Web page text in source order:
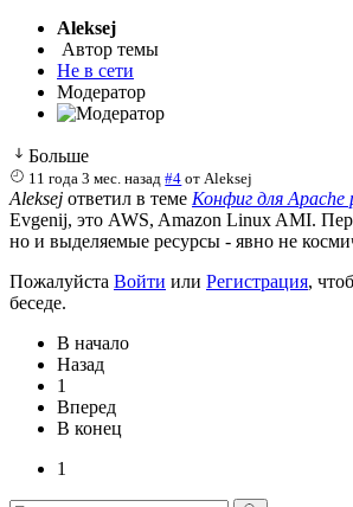
Aleksej
Автор темы
Не в сети
Модератор
Больше
11 года 3 мес. назад #4 отAleksej
Aleksej ответил в теме Конфиг для Apache
Evgenij, это AWS, Amazon Linux AMI.
но и выделяемые ресурсы - явно не
Пожалуйста Войти или Регистрация,
беседе.
В начало
Назад
1
Вперед
В конец
1